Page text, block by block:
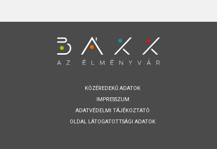
KÖZÉREDEKŰ ADATOK
IMPRESSZUM
ADATVÉDELMI TÁJÉKOZTATÓ
OLDAL LÁTOGATOTTSÁGI ADATOK